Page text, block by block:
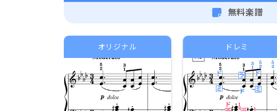
無料楽譜
オリジナル ドレミ